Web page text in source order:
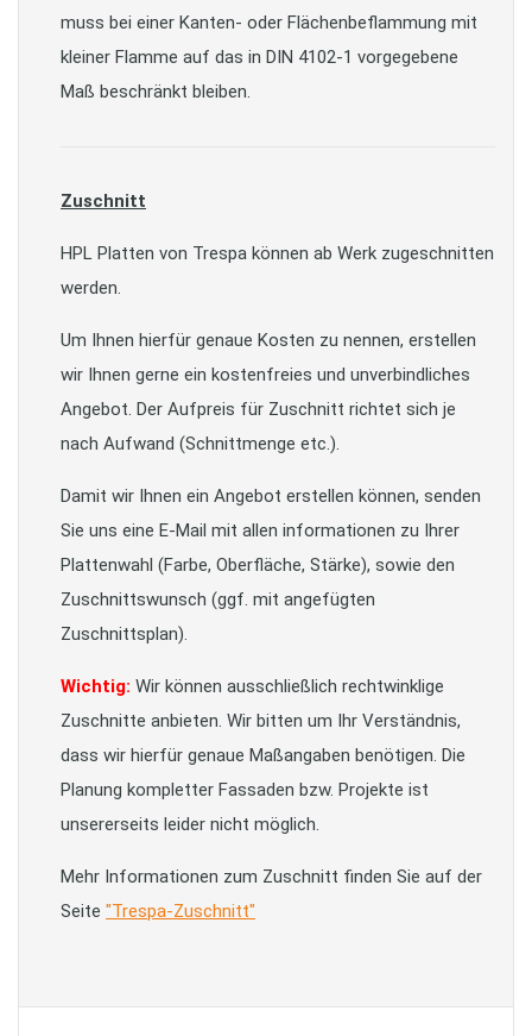
muss bei einer Kanten- oder Flächenbeflammung mit
kleiner Flamme auf das in DIN 4102-1 vorgegebene
Maß beschränkt bleiben.
Zuschnitt
HPL Platten von Trespa können ab Werk zugeschnitten
werden.
Um Ihnen hierfür genaue Kosten zu nennen, erstellen
wir Ihnen gerne ein kostenfreies und unverbindliches
Angebot. Der Aufpreis für Zuschnitt richtet sich je
nach Aufwand (Schnittmenge etc.).
Damit wir Ihnen ein Angebot erstellen können, senden
Sie uns eine E-Mail mit allen informationen zu Ihrer
Plattenwahl (Farbe, Oberfläche, Stärke), sowie den
Zuschnittswunsch (ggf. mit angefügten
Zuschnittsplan).
Wichtig: Wir können ausschließlich rechtwinklige
Zuschnitte anbieten. Wir bitten um Ihr Verständnis,
dass wir hierfür genaue Maßangaben benötigen. Die
Planung kompletter Fassaden bzw. Projekte ist
unsererseits leider nicht möglich.
Mehr Informationen zum Zuschnitt finden Sie auf der
Seite "Trespa-Zuschnitt"